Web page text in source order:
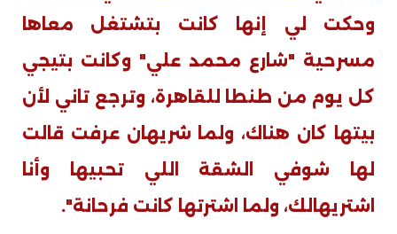
وحكت لي إنها كانت بتشتغل معاها
مسرحية "شارع محمد علي" وكانت بتيجي
كل يوم من طنطا للقاهرة، وترجع تاني لأن
بيتها كان هناك، ولما شريهان عرفت قالت
لها شوفي الشقة اللي تحبيها وأنا
اشتريهالك، ولما اشترتها كانت فرحانة".